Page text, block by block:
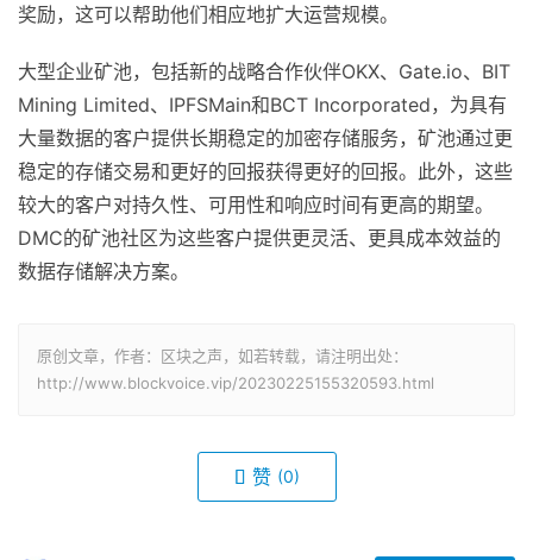
供应将高度分散和地理分布，提高了网络的弹性。个人只需
奖励，这可以帮助他们相应地扩大运营规模。
大型企业矿池，包括新的战略合作伙伴OKX、Gate.io、BIT
Mining Limited、IPFSMain和BCT Incorporated，为具有
大量数据的客户提供长期稳定的加密存储服务，矿池通过更
稳定的存储交易和更好的回报获得更好的回报。此外，这些
较大的客户对持久性、可用性和响应时间有更高的期望。
数据存储解决方案。
http://www.blockvoice.vip/20230225155320593.html